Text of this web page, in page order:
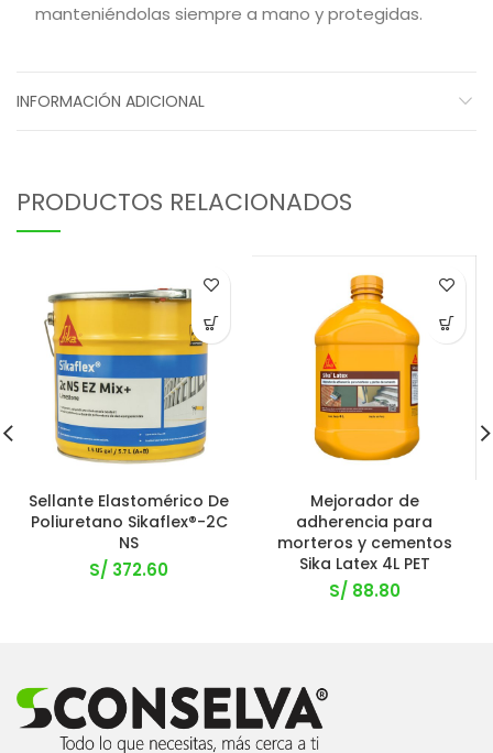
manteniéndolas siempre a mano y protegidas.
INFORMACIÓN ADICIONAL
PRODUCTOS RELACIONADOS
Sellante Elastomérico De
Poliuretano Sikaflex®-2C
NS
S/ 372.60
Mejorador de
adherencia para
morteros y cementos
Sika Latex 4L PET
S/88.80